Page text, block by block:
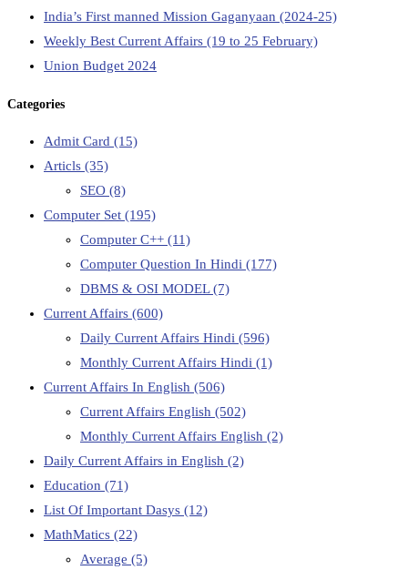
India’s First manned Mission Gaganyaan (2024-25)
Weekly Best Current Affairs (19 to 25 February)
Union Budget 2024
Categories
Admit Card (15)
Articls (35)
SEO (8)
Computer Set (195)
Computer C++ (11)
Computer Question In Hindi (177)
DBMS & OSI MODEL(7)
Current Affairs (600)
Daily Current Affairs Hindi (596)
Monthly Current Affairs Hindi (1)
Current Affairs In English (506)
Current Affairs English (502)
Monthly Current Affairs English (2)
Daily Current Affairs in English (2)
Education (71)
List Of Important Dasys (12)
MathMatics (22)
Average (5)